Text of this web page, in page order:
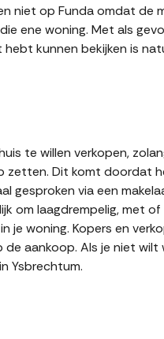
niet op Funda omdat de
ene woning. Met als
kunnen bekijken is
te willen verkopen,
zetten. Dit komt doordat
gesproken via een
om laagdrempelig, met
je woning. Kopers en
aankoop. Als je niet
Ysbrechtum.